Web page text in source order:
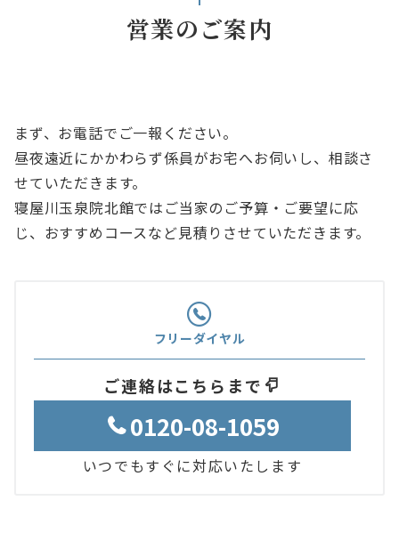
営業のご案内
まず、お電話でご一報ください。
昼夜遠近にかかわらず係員がお宅へお伺いし、相談さ
せていただきます。
寝屋川玉泉院北館ではご当家のご予算・ご要望に応
じ、おすすめコースなど見積りさせていただきます。
フリーダイヤル
ご連絡はこちらまで
0120-08-1059
いつでもすぐに対応いたします